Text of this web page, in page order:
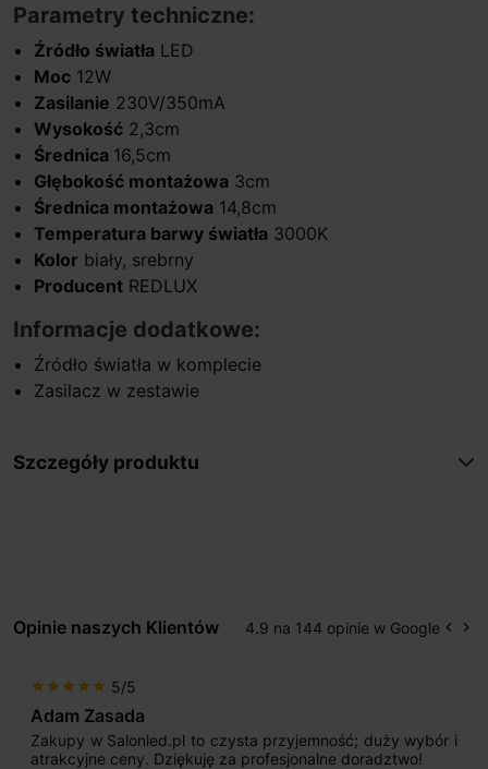
Parametry techniczne:
Źródło światła LED
Moc 12W
Zasilanie 230V/350mA
Wysokość 2,3cm
Średnica 16,5cm
Głębokość montażowa 3cm
Średnica montażowa 14,8cm
Temperatura barwy światła 3000K
Kolor biały, srebrny
Producent REDLUX
Informacje dodatkowe:
Źródło światła w komplecie
Zasilacz w zestawie
Szczegóły produktu
Opinie naszych Klientów 4.9 na 144 opinie w Google keyboard_arrow_left keyboard_arrow_right
star star star star star 5/5
Adam Zasada
Zakupy w Salonled.pl to czysta przyjemność; duży wybór i
atrakcyjne ceny. Dziękuję za profesjonalne doradztwo!